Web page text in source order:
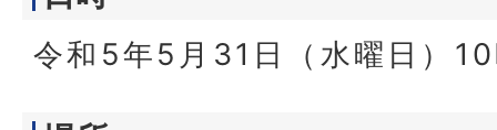
令和5年5月31日（水曜日）